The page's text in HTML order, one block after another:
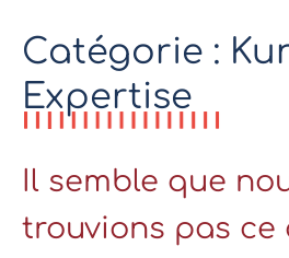
Catégorie :
Expertise
Il semble que
trouvions pas ce